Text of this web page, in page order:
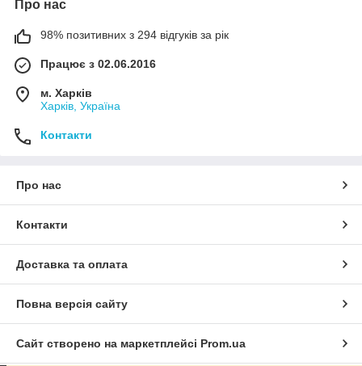
Про нас
98% позитивних з 294 відгуків за рік
Працює з 02.06.2016
м. Харків
Харків, Україна
Контакти
Про нас
Контакти
Доставка та оплата
Повна версія сайту
Сайт створено на маркетплейсі Prom.ua